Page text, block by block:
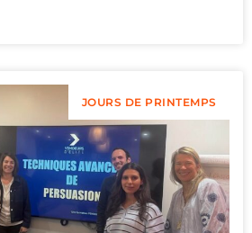
JOURS DE PRINTEMPS